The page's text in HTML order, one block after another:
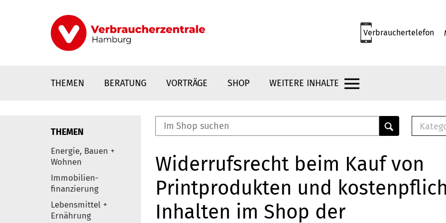
Verbrauchertelefon
THEMEN BERATUNG VORTRÄGE SHOP WEITERE INHALTE
Elemente
THEMEN
Energie, Bauen +
Wohnen
Immobilien-
finanzierung
Lebensmittel +
Ernährung
Widerrufsrecht beim Kauf von
Printprodukten und
Inhalten im Shop der